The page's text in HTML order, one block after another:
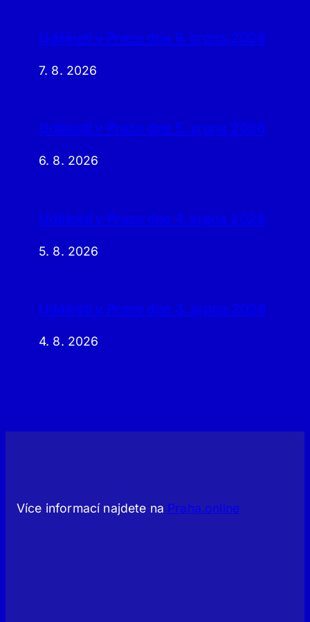
Události v Praze dne 6. srpna 2026
7. 8. 2026
Události v Praze dne 5. srpna 2026
6. 8. 2026
Události v Praze dne 4. srpna 2026
5. 8. 2026
Události v Praze dne 3. srpna 2026
4. 8. 2026
Více informací najdete na Praha.online